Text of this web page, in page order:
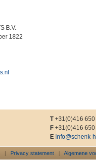
B.V.
1822
T+31(0)416 650
F +31(0)416
E info@schenk-
| Privacy statement | Algemene